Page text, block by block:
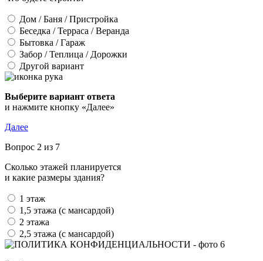
Дом / Баня / Пристройка
Беседка / Терраса / Веранда
Бытовка / Гараж
Забор / Теплица / Дорожки
Другой вариант
Выберите вариант ответа
и нажмите кнопку «Далее»
Далее
Вопрос 2 из 7
Сколько этажей планируется
и какие размеры здания?
1 этаж
1,5 этажа (с мансардой)
2 этажа
2,5 этажа (с мансардой)